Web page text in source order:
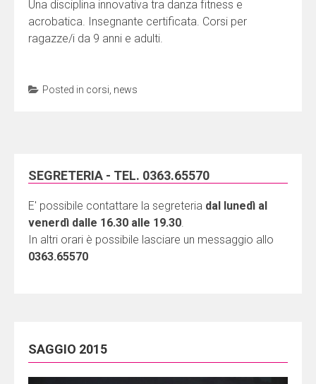
Una disciplina innovativa tra danza fitness e
acrobatica. Insegnante certificata. Corsi per
ragazze/i da 9 anni e adulti.
Posted in corsi news
SEGRETERIA - TEL. 0363.65570
E' possibile contattare la segreteria dal lunedì al
venerdì dalle 16.30 alle 19.30.
In altri orari è possibile lasciare un messaggio allo
0363.65570
SAGGIO 2015